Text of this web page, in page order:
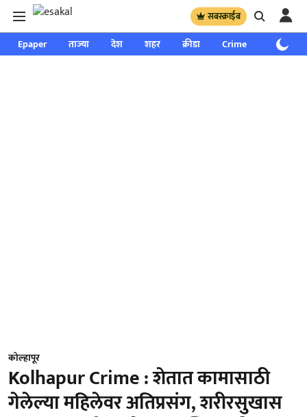
सबस्क्राईब
Epaper ताज्या देश शहर क्रीडा Crime साप्ताहिक
कोल्हापूर
Kolhapur Crime : शेतात कामासाठी
गेलेल्या महिलेवर अतिप्रसंग, शरीरसुखास